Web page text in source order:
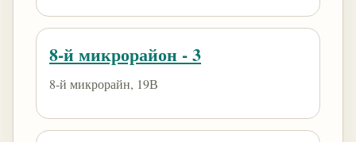
8-й микрорайон - 3
8-й микрорайн, 19В